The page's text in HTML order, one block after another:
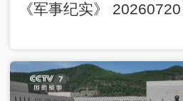
《军事纪实》